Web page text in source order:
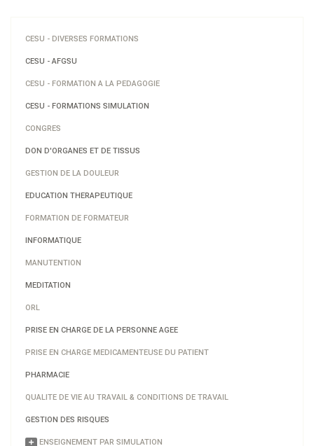
CESU - DIVERSES FORMATIONS
CESU - AFGSU
CESU - FORMATION A LA PEDAGOGIE
CESU - FORMATIONS SIMULATION
CONGRES
DON D'ORGANES ET DE TISSUS
GESTION DE LA DOULEUR
EDUCATION THERAPEUTIQUE
FORMATION DE FORMATEUR
INFORMATIQUE
MANUTENTION
MEDITATION
ORL
PRISE EN CHARGE DE LA PERSONNE AGEE
PRISE EN CHARGE MEDICAMENTEUSE DU PATIENT
PHARMACIE
QUALITE DE VIE AU TRAVAIL & CONDITIONS DE TRAVAIL
GESTION DES RISQUES
ENSEIGNEMENT PAR SIMULATION